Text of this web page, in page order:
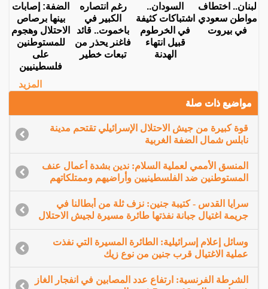
لبنان.. اختطاف
مواطن سعودي
في بيروت
السودان..
اشتباكات كثيفة
في الخرطوم
قبيل انتهاء
الهدنة
رغم انتصاره
الكبير في
باخموت.. قائد
فاغنر يحذر من
تبعات خطير
الضفة: إصابات
بينها برصاص
الاحتلال وهجوم
للمستوطنين
على
فلسطينيين
المزيد
مواضيع ذات صلة
قوة كبيرة من جيش الاحتلال الإسرائيلي تقتحم مدينة
نابلس شمال الضفة الغربية
المنسق الأممي لعملية السلام: ندين بشدة أعمال عنف
المستوطنين ضد الفلسطينيين وأراضيهم وممتلكاتهم
سرايا القدس - كتيبة جنين: نزف ثلة من أبطالنا في
جريمة اغتيال جبانة نفذتها طائرة مسيرة لجيش الاحتلال
وسائل إعلام إسرائيلية: الطائرة المسيرة التي نفذت
عملية الاغتيال قرب جنين من نوع زيك
الشرطة الفرنسية: ارتفاع عدد المصابين في انفجار الغاز